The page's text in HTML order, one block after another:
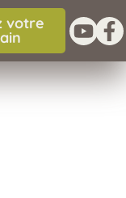
votre